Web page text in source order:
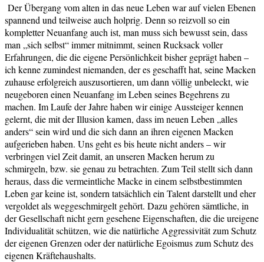
Der Übergang vom alten in das neue Leben war auf vielen Ebenen
spannend und teilweise auch holprig. Denn so reizvoll so ein
kompletter Neuanfang auch ist, man muss sich bewusst sein, dass
man „sich selbst“ immer mitnimmt, seinen Rucksack voller
Erfahrungen, die die eigene Persönlichkeit bisher geprägt haben –
ich kenne zumindest niemanden, der es geschafft hat, seine Macken
zuhause erfolgreich auszusortieren, um dann völlig unbeleckt, wie
neugeboren einen Neuanfang im Leben seines Begehrens zu
machen. Im Laufe der Jahre haben wir einige Aussteiger kennen
gelernt, die mit der Illusion kamen, dass im neuen Leben „alles
anders“ sein wird und die sich dann an ihren eigenen Macken
aufgerieben haben. Uns geht es bis heute nicht anders – wir
verbringen viel Zeit damit, an unseren Macken herum zu
schmirgeln, bzw. sie genau zu betrachten. Zum Teil stellt sich dann
heraus, dass die vermeintliche Macke in einem selbstbestimmten
Leben gar keine ist, sondern tatsächlich ein Talent darstellt und eher
vergoldet als weggeschmirgelt gehört. Dazu gehören sämtliche, in
der Gesellschaft nicht gern gesehene Eigenschaften, die die ureigene
Individualität schützen, wie die natürliche Aggressivität zum Schutz
der eigenen Grenzen oder der natürliche Egoismus zum Schutz des
eigenen Kräftehaushalts.